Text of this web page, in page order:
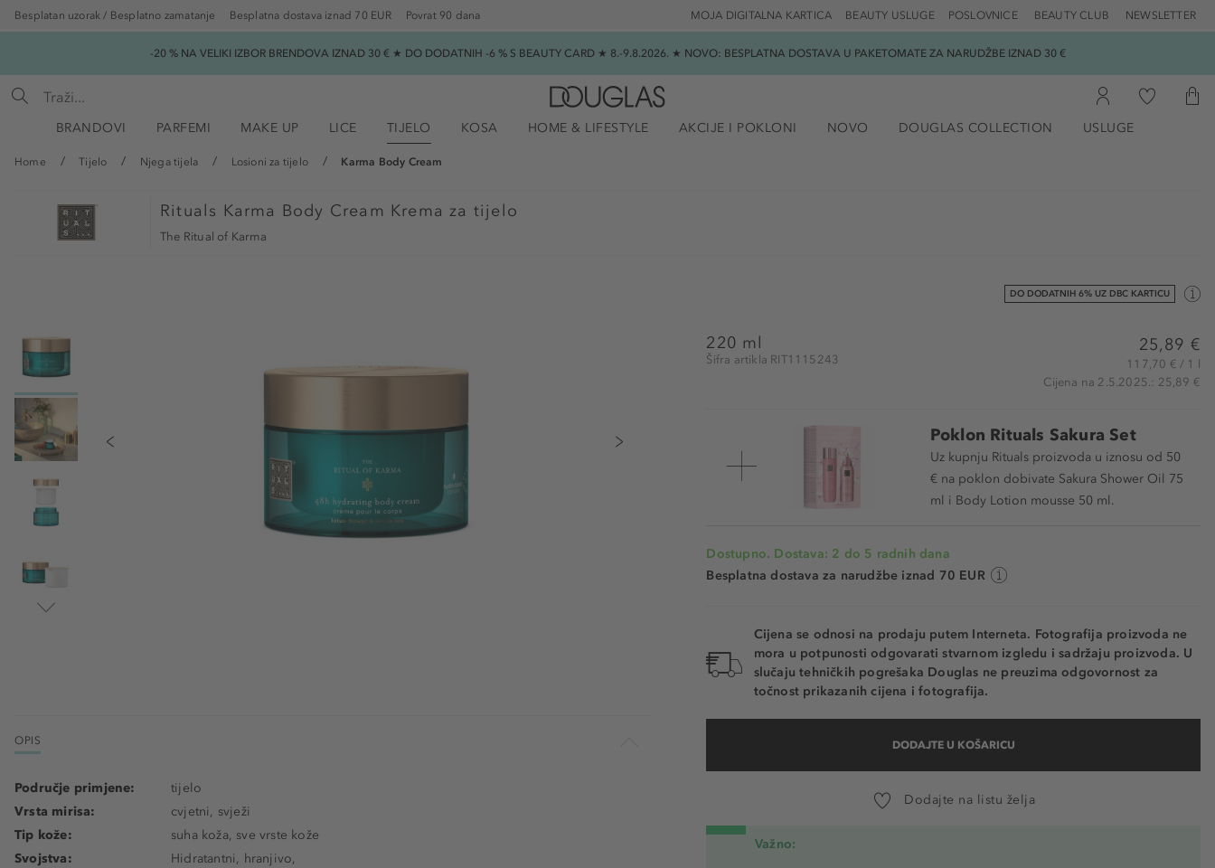
Besplatan uzorak / Besplatno zamatanje Besplatna dostava iznad 70 EUR Povrat 90 dana POSLOVNICE BEAUTY CLUB NEWSLETTER
BEAUTY USLUGE
MOJA DIGITALNA KARTICA
-20 % NA VELIKI IZBOR BRENDOVA IZNAD 30 € ★ DO DODATNIH -6 % S BEAUTY CARD ★ 8.-9.8.2026. ★ NOVO: BESPLATNA DOSTAVA U PAKETOMATE ZA NARUDŽBE IZNAD 30 €
BRANDOVI PARFEMI MAKE UP LICE TIJELO KOSA HOME & LIFESTYLE AKCIJE I POKLONI NOVO DOUGLAS COLLECTION USLUGE
Home Tijelo Njega tijela Losioni za tijelo Karma Body Cream
Rituals Karma Body Cream Krema za tijelo
The Ritual of Karma
DO DODATNIH 6% UZ DBC KARTICU
220 ml
Šifra artikla RIT1115243
25,89 €
117,70 € / 1 l
Cijena na 2.5.2025.: 25,89 €
Poklon Rituals Sakura Set
Uz kupnju Rituals proizvoda u iznosu od 50
€ na poklon dobivate Sakura Shower Oil 75
ml i Body Lotion mousse 50 ml.
Dostupno. Dostava: 2 do 5 radnih dana
Besplatna dostava za narudžbe iznad 70 EUR
Cijena se odnosi na prodaju putem Interneta. Fotografija proizvoda ne
mora u potpunosti odgovarati stvarnom izgledu i sadržaju proizvoda. U
slučaju tehničkih pogrešaka Douglas ne preuzima odgovornost za
točnost prikazanih cijena i fotografija.
DODAJTE U KOŠARICU
Dodajte na listu želja
Važno:
OPIS
Područje primjene:
tijelo
Vrsta mirisa:
cvjetni, svježi
Tip kože:
suha koža, sve vrste kože
Svojstva:
Hidratantni, hranjivo,